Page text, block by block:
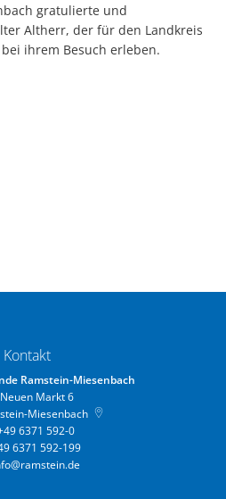
gratulierte und
Altherr, der für den Landkreis
ihrem Besuch erleben.
Kontakt
Ramstein-Miesenbach
Markt 6
Miesenbach
6371 592-0
6371 592-199